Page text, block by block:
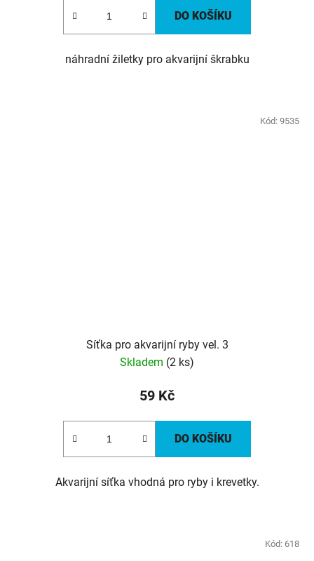
DO KOŠÍKU
náhradní žiletky pro akvarijní škrabku
Síťka pro akvarijní ryby vel. 3
Skladem (2 ks)
59 Kč
DO KOŠÍKU
Akvarijní síťka vhodná pro ryby i krevetky.
Kód: 9535
Kód: 618